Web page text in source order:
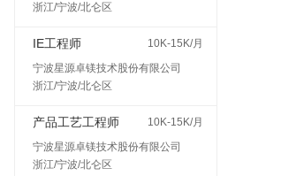
浙江/宁波/北仑区
IE工程师
10K-15K/月
宁波星源卓镁技术股份有限公司
浙江/宁波/北仑区
产品工艺工程师
10K-15K/月
宁波星源卓镁技术股份有限公司
浙江/宁波/北仑区